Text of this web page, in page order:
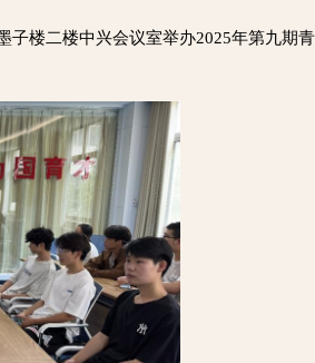
子楼二楼中兴会议室举办2025年第九期